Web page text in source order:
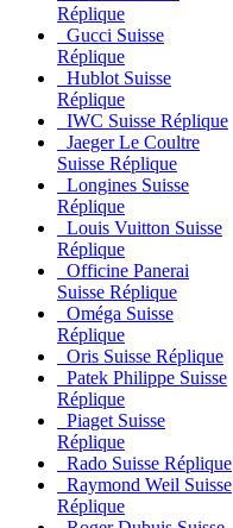
Réplique
Gucci Suisse
Réplique
Hublot Suisse
Réplique
IWC Suisse Réplique
Jaeger Le Coultre
Suisse Réplique
Longines Suisse
Réplique
Louis Vuitton Suisse
Réplique
Officine Panerai
Suisse Réplique
Oméga Suisse
Réplique
Oris Suisse Réplique
Patek Philippe Suisse
Réplique
Piaget Suisse
Réplique
Rado Suisse Réplique
Raymond Weil Suisse
Réplique